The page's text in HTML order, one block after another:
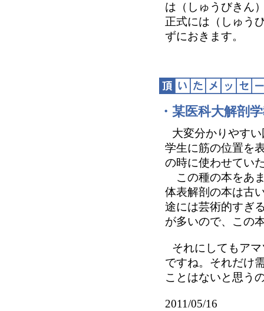
は（しゅうびきん
正式には（しゅう
ずにおきます。
・某医科大解剖
大変分かりやす
学生に筋の位置を
の時に使わせてい
この種の本をあ
体表解剖の本は古
途には芸術的すぎ
が多いので、この
それにしてもア
ですね。それだけ
ことはないと思う
2011/05/16